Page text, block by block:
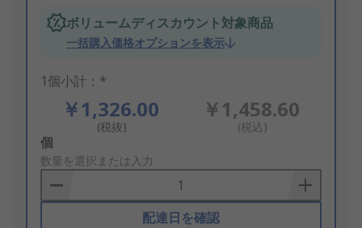
ボリュームディスカウント対象商品
一括購入価格オプションを表示
1個小計：*
￥1,326.00
(税抜)
￥1,458.60
(税込)
Add
to
Basket
個
数量を選択または入力
配達日を確認